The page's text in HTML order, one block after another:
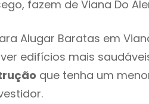
fazem de Viana Do
Alugar Baratas em
edifícios mais
que tenha um